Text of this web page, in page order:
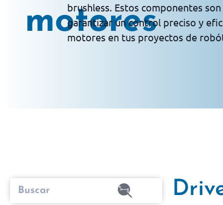
motores
brushless. Estos componentes
garantizar un control preciso y
motores en tus proyectos de